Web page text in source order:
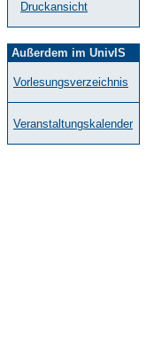
Druckansicht
Außerdem im UnivIS
Vorlesungsverzeichnis
Veranstaltungskalender